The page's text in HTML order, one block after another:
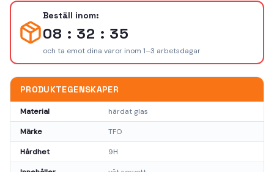
Beställ inom:
08 : 32 : 34
och ta emot dina varor inom 1–3 arbetsdagar
PRODUKTEGENSKAPER
Material härdat glas
Märke TFO
Hårdhet 9H